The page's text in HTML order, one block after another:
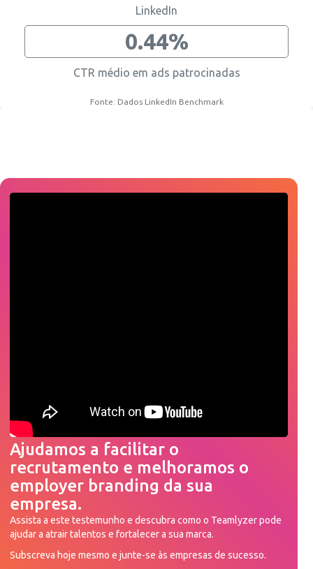
LinkedIn
0.44%
CTR médio em ads patrocinadas
Fonte: Dados LinkedIn Benchmark
Ajudamos a facilitar o
recrutamento e melhoramos o
employer branding da sua
empresa.
Assista a este testemunho e descubra como o Teamlyzer pode
ajudar a atrair talentos e fortalecer a sua marca.
Subscreva hoje mesmo e junte-se às empresas de sucesso.